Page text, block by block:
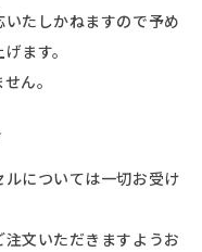
たしかねますので予め
ます。
ん。
については一切お受け
文いただきますようお